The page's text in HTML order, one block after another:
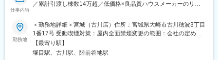
変更の範囲：会社の定める業務
変更の範囲：無
仕事内容
／累計引渡し棟数14万超／低価格×良品質ハウスメーカーのリー
■職務内容：
同社住宅営業担当者より紹介されたお客様へ、FPとして住宅購入
へ向けたライフプランのご提案、各種金融商品の販売および販売
支援を行っていただきます。
勤務地
＜勤務地詳細＞宮城（古川店）住所：宮城県大崎市古川穂波3丁目
1番17号 受動喫煙対策：屋内全面禁煙変更の範囲：会社の定める
事業所
【最寄り駅】
塚目駅、古川駅、陸前谷地駅